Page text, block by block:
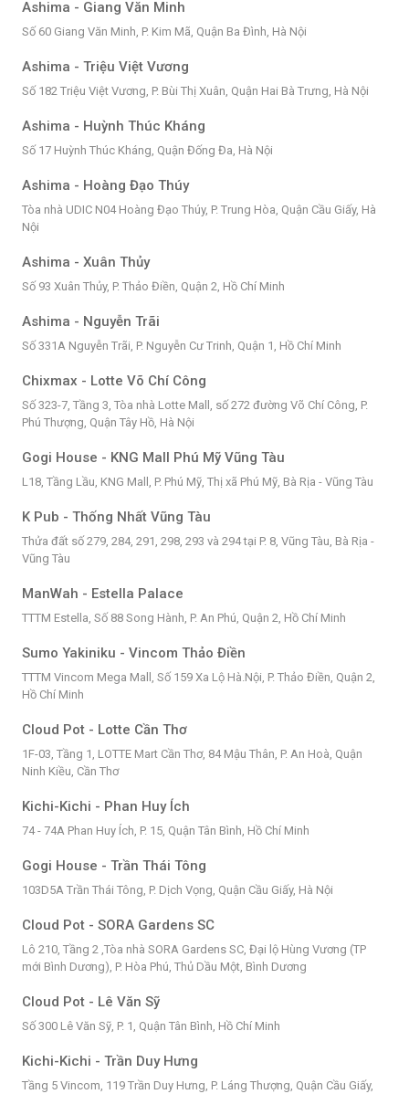
Ashima - Giang Văn Minh
Số 60 Giang Văn Minh, P. Kim Mã, Quận Ba Đình, Hà Nội
Ashima - Triệu Việt Vương
Số 182 Triệu Việt Vương, P. Bùi Thị Xuân, Quận Hai Bà Trưng, Hà Nội
Ashima - Huỳnh Thúc Kháng
Số 17 Huỳnh Thúc Kháng, Quận Đống Đa, Hà Nội
Ashima - Hoàng Đạo Thúy
Tòa nhà UDIC N04 Hoàng Đạo Thúy, P. Trung Hòa, Quận Cầu Giấy, Hà
Nội
Ashima - Xuân Thủy
Số 93 Xuân Thủy, P. Thảo Điền, Quận 2, Hồ Chí Minh
Ashima - Nguyễn Trãi
Số 331A Nguyễn Trãi, P. Nguyễn Cư Trinh, Quận 1, Hồ Chí Minh
Chixmax - Lotte Võ Chí Công
Số 323-7, Tầng 3, Tòa nhà Lotte Mall, số 272 đường Võ Chí Công, P.
Phú Thượng, Quận Tây Hồ, Hà Nội
Gogi House - KNG Mall Phú Mỹ Vũng Tàu
L18, Tầng Lầu, KNG Mall, P. Phú Mỹ, Thị xã Phú Mỹ, Bà Rịa - Vũng Tàu
K Pub - Thống Nhất Vũng Tàu
Thửa đất số 279, 284, 291, 298, 293 và 294 tại P. 8, Vũng Tàu, Bà Rịa -
Vũng Tàu
ManWah - Estella Palace
TTTM Estella, Số 88 Song Hành, P. An Phú, Quận 2, Hồ Chí Minh
Sumo Yakiniku - Vincom Thảo Điền
TTTM Vincom Mega Mall, Số 159 Xa Lộ Hà.Nội, P. Thảo Điền, Quận 2,
Hồ Chí Minh
Cloud Pot - Lotte Cần Thơ
1F-03, Tầng 1, LOTTE Mart Cần Thơ, 84 Mậu Thân, P. An Hoà, Quận
Ninh Kiều, Cần Thơ
Kichi-Kichi - Phan Huy Ích
74 - 74A Phan Huy Ích, P. 15, Quận Tân Bình, Hồ Chí Minh
Gogi House - Trần Thái Tông
103D5A Trần Thái Tông, P. Dịch Vọng, Quận Cầu Giấy, Hà Nội
Cloud Pot - SORA Gardens SC
Lô 210, Tầng 2 ,Tòa nhà SORA Gardens SC, Đại lộ Hùng Vương (TP
mới Bình Dương), P. Hòa Phú, Thủ Dầu Một, Bình Dương
Cloud Pot - Lê Văn Sỹ
Số 300 Lê Văn Sỹ, P. 1, Quận Tân Bình, Hồ Chí Minh
Kichi-Kichi - Trần Duy Hưng
Tầng 5 Vincom, 119 Trần Duy Hưng, P. Láng Thượng, Quận Cầu Giấy,